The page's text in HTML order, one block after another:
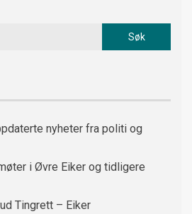
nyheter fra politi og
i Øvre Eiker og tidligere
Tingrett – Eiker